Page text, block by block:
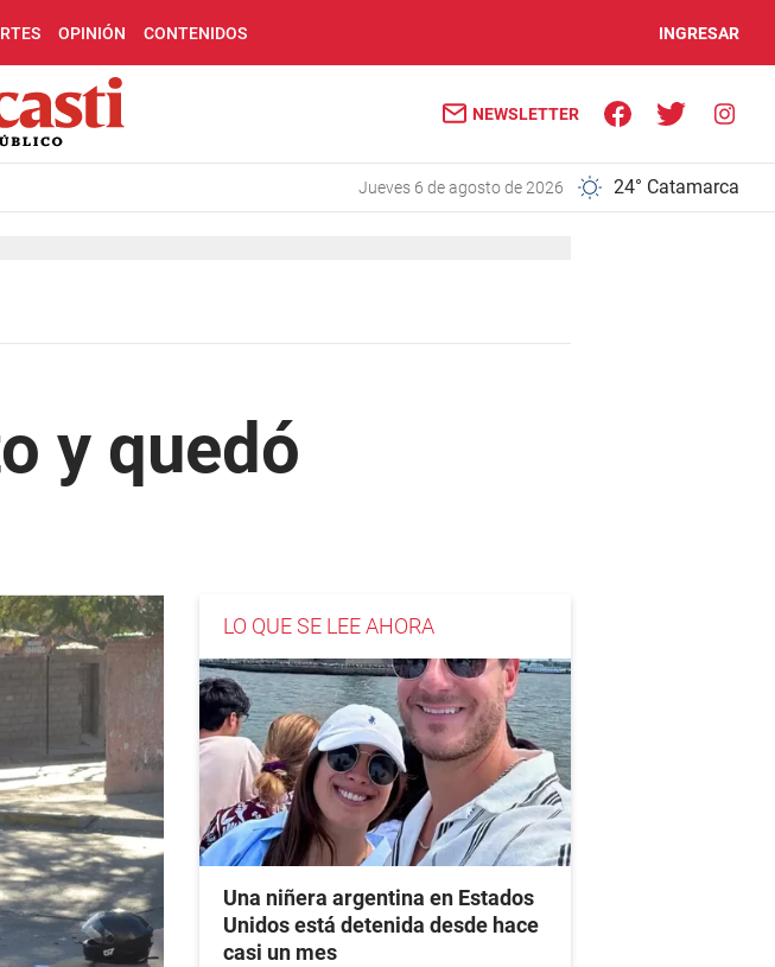
OPINIÓN CONTENIDOS INGRESAR
NEWSLETTER
jueves 6 de agosto de 2026 24° Catamarca
y quedó
LO QUE SE LEE AHORA
Una niñera argentina en Estados
Unidos está detenida desde hace
casi un mes